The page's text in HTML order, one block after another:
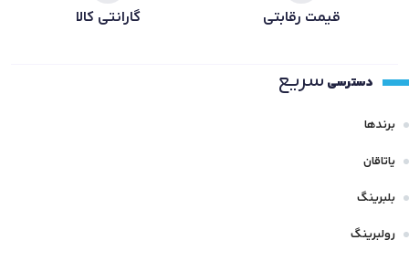
قیمت رقابتی گارانتی کالا
دسترسی سریع
برندها
یاتاقان
بلبرینگ
رولبرینگ